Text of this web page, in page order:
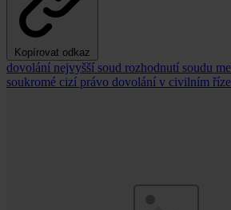
Kopírovat odkaz
dovolání nejvyšší soud rozhodnutí soudu
soukromé cizí právo dovolání v civilním